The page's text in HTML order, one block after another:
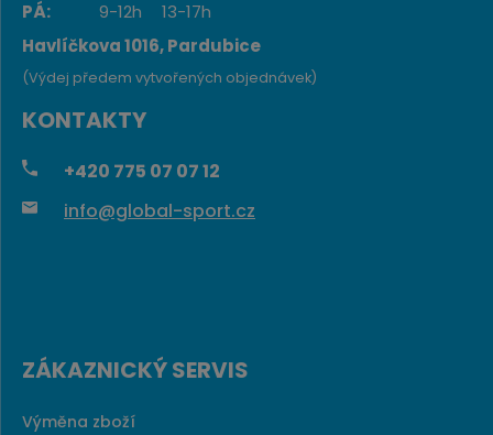
PÁ:
9-12h
13-17h
Havlíčkova 1016, Pardubice
KONTAKTY
+420 775 07 07 12
info@global-sport.cz
(Výdej předem vytvořených objednávek)
ZÁKAZNICKÝ SERVIS
Výměna zboží